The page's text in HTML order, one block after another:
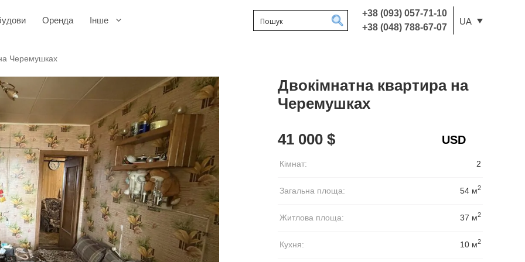
+38 (093) 057-71-10
+38 (048) 788-67-07
UA
Оренда Інше
Черемушках
Двокімнатна квартира на
Черемушках
41 000 $
Кімнат: 2
Загальна площа: 54 м2
Житлова площа: 37 м2
Кухня: 10 м2